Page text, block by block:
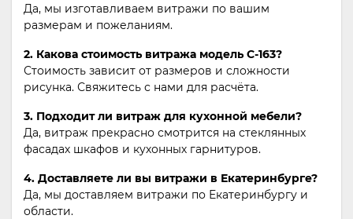
Да, мы изготавливаем витражи по вашим
размерам и пожеланиям.
2. Какова стоимость витража модель С-163?
Стоимость зависит от размеров и сложности
рисунка. Свяжитесь с нами для расчёта.
3. Подходит ли витраж для кухонной мебели?
Да, витраж прекрасно смотрится на стеклянных
фасадах шкафов и кухонных гарнитуров.
4. Доставляете ли вы витражи в Екатеринбурге?
Да, мы доставляем витражи по Екатеринбургу и
области.